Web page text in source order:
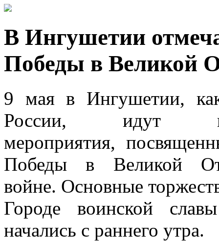
В Ингушетии
Победы в Великой
9 мая в Ингушетии,
России, идут
мероприятия,
Победы в Великой
войне. Основные
Городе воинской
начались с раннего утра.